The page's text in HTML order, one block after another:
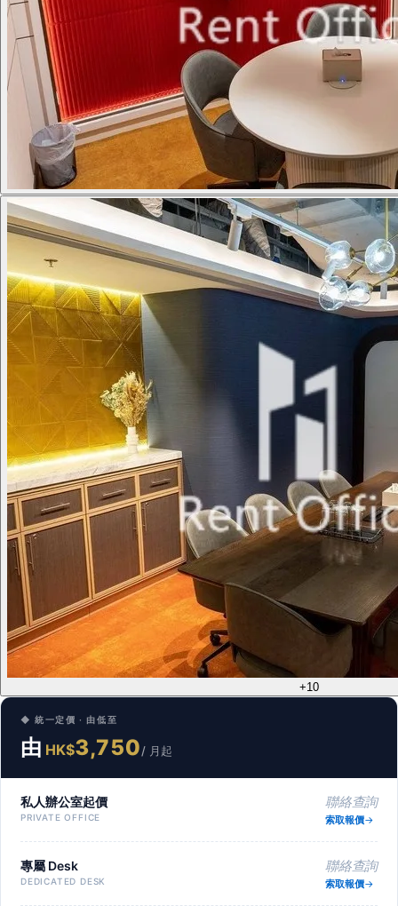
+10
◆ 統一定價 · 由低至
由 HK$3,750/ 月起
私人辦公室起價
PRIVATE OFFICE
聯絡查詢
索取報價
專屬 Desk
DEDICATED DESK
聯絡查詢
索取報價